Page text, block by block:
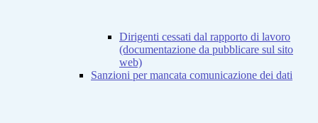
Dirigenti cessati dal rapporto di lavoro
(documentazione da pubblicare sul sito
web)
Sanzioni per mancata comunicazione dei dati